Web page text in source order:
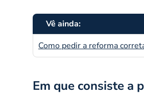
Vê ainda:
Como pedir a reforma
Em que consiste a